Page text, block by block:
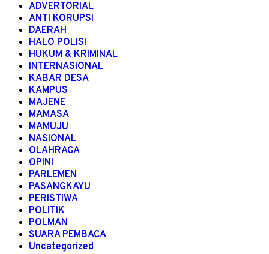
ADVERTORIAL
ANTI KORUPSI
DAERAH
HALO POLISI
HUKUM & KRIMINAL
INTERNASIONAL
KABAR DESA
KAMPUS
MAJENE
MAMASA
MAMUJU
NASIONAL
OLAHRAGA
OPINI
PARLEMEN
PASANGKAYU
PERISTIWA
POLITIK
POLMAN
SUARA PEMBACA
Uncategorized